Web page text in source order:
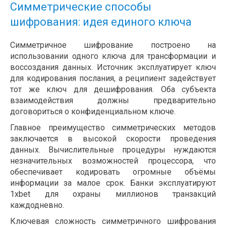
Симметрические способы
шифрования: идея единого ключа
Симметричное шифрование построено на
использовании одного ключа для трансформации и
воссоздания данных. Источник эксплуатирует ключ
для кодирования послания, а реципиент задействует
тот же ключ для дешифрования. Оба субъекта
взаимодействия должны предварительно
договориться о конфиденциальном ключе.
Главное преимущество симметрических методов
заключается в высокой скорости проведения
данных. Вычислительные процедуры нуждаются
незначительных возможностей процессора, что
обеспечивает кодировать огромные объёмы
информации за малое срок. Банки эксплуатируют
1xbet для охраны миллионов транзакций
каждодневно.
Ключевая сложность симметричного шифрования